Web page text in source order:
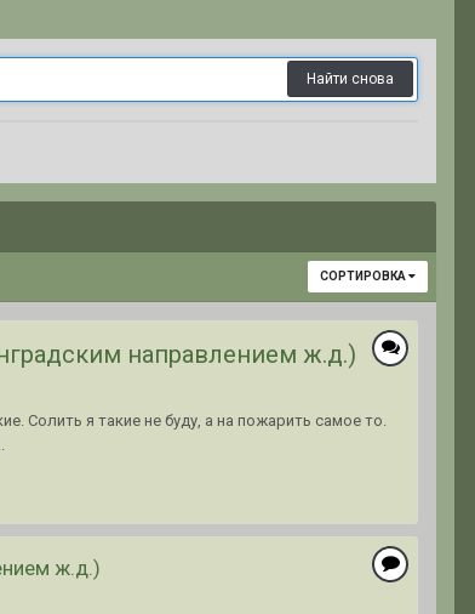
Найти снова
СОРТИРОВКА
направлением ж.д.)
Солить я такие не буду, а на пожарить самое то.
ж.д.)